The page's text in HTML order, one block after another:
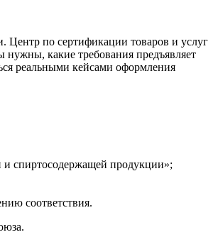
Центр по сертификации товаров и услуг
нужны, какие требования предъявляет
реальными кейсами оформления
и спиртосодержащей продукции»;
соответствия.